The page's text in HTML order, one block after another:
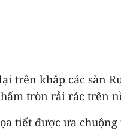
trên khắp các sàn
tròn rải rác trên
tiết được ưa